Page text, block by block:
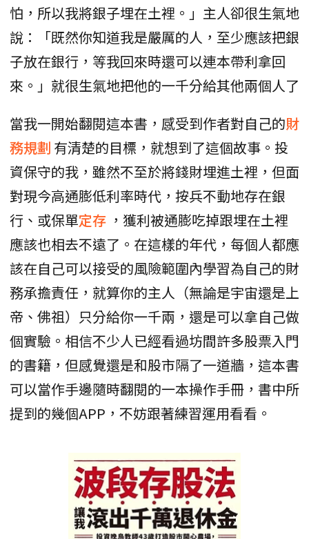
怕，所以我將銀子埋在土裡。」主人卻很生氣地
說：「既然你知道我是嚴厲的人，至少應該把銀
子放在銀行，等我回來時還可以連本帶利拿回
來。」就很生氣地把他的一千分給其他兩個人了
當我一開始翻閱這本書，感受到作者對自己的財
務規劃 有清楚的目標，就想到了這個故事。投
資保守的我，雖然不至於將錢財埋進土裡，但面
對現今高通膨低利率時代，按兵不動地存在銀
行、或保單定存 ，獲利被通膨吃掉跟埋在土裡
應該也相去不遠了。在這樣的年代，每個人都應
該在自己可以接受的風險範圍內學習為自己的財
務承擔責任，就算你的主人（無論是宇宙還是上
帝、佛祖）只分給你一千兩，還是可以拿自己做
個實驗。相信不少人已經看過坊間許多股票入門
的書籍，但感覺還是和股市隔了一道牆，這本書
可以當作手邊隨時翻閱的一本操作手冊，書中所
提到的幾個APP，不妨跟著練習運用看看。